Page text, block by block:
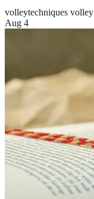
volleytechniques volley
Aug 4